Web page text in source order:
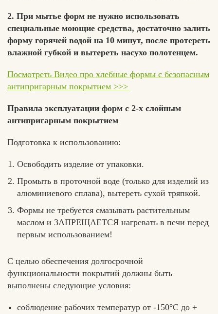
2. При мытье форм не нужно использовать
специальные моющие средства, достаточно залить
форму горячей водой на 10 минут, после протереть
влажной губкой и вытереть насухо полотенцем.
Посмотреть Видео про хлебные формы с безопасным
антипригарным покрытием >>>
Правила эксплуатации форм с 2-х слойным
антипригарным покрытием
Подготовка к использованию:
Освободить изделие от упаковки.
Промыть в проточной воде (только для изделий из
алюминиевого сплава), вытереть сухой тряпкой.
Формы не требуется смазывать растительным
маслом и ЗАПРЕЩАЕТСЯ нагревать в печи перед
первым использованием!
С целью обеспечения долгосрочной
функциональности покрытий должны быть
выполнены следующие условия:
соблюдение рабочих температур от -150°C до +